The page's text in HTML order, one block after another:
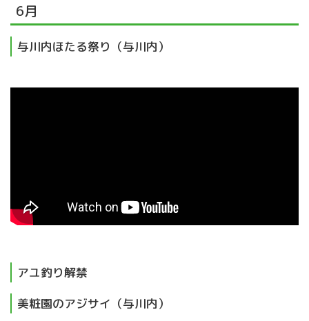
6月
与川内ほたる祭り（与川内）
アユ釣り解禁
美粧園のアジサイ（与川内）